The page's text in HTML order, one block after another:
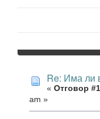
Re: Има ли
« Отговор
am »